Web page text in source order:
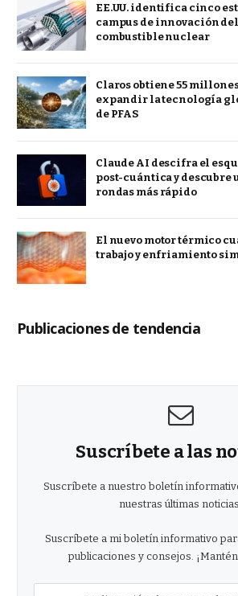
EE.UU. identifica cinco
campus de innovación
combustible nuclear
Claros obtiene 55
expandir la tecnología
de PFAS
Claude AI descifra el
post-cuántica y descubre
rondas más rápido
El nuevo motor térmico
trabajo y enfriamiento
Publicaciones de tendencia
Suscríbete a las
Suscríbete a nuestro boletín
nuestras últimas noticias.
Suscríbete a mi boletín informativo
publicaciones y consejos.